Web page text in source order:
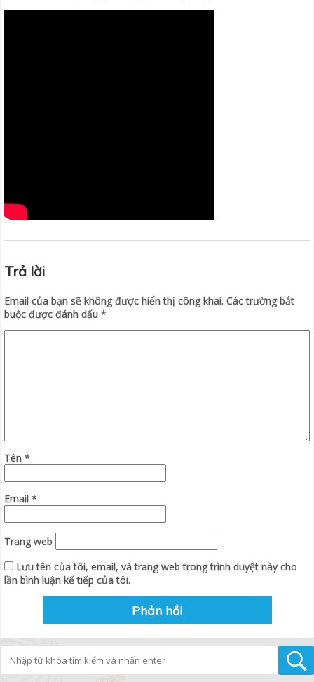
Trả lời
Email của bạn sẽ không được hiển thị công khai. Các trường bắt
buộc được đánh dấu *
Tên *
Email *
Trang web
Lưu tên của tôi, email, và trang web trong trình duyệt này cho
lần bình luận kế tiếp của tôi.